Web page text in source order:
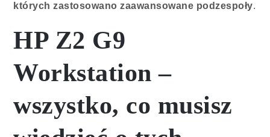
których zastosowano zaawansowane podzespoły.
HP Z2 G9
Workstation –
wszystko, co musisz